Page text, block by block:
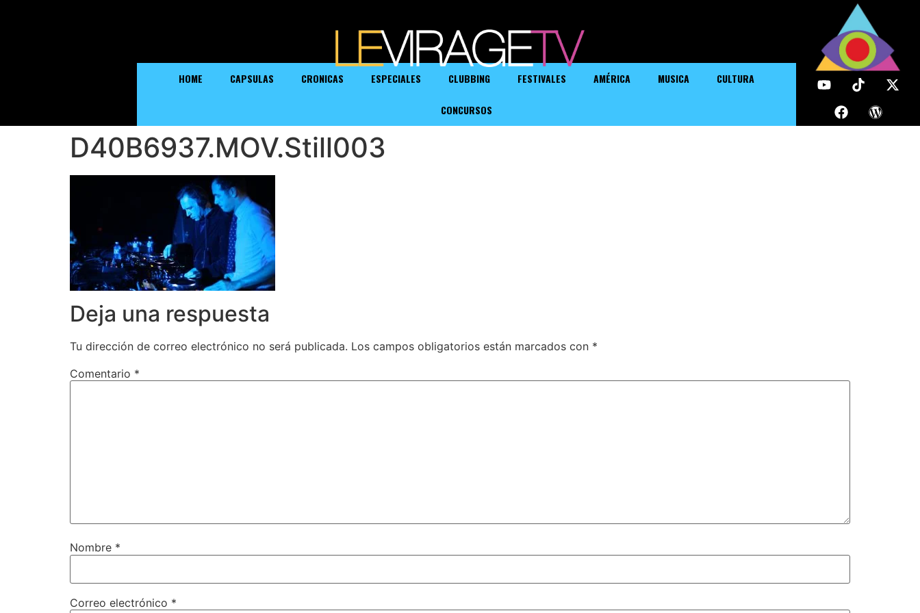
HOME CAPSULAS CRONICAS ESPECIALES CLUBBING FESTIVALES AMÉRICA MUSICA CULTURA
CONCURSOS
D40B6937.MOV.Still003
Deja una respuesta
Tu dirección de correo electrónico no será publicada. Los campos obligatorios están marcados con *
Comentario *
Nombre *
Correo electrónico *